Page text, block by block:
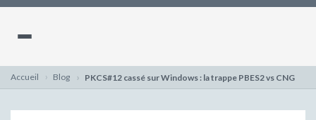
Accueil Blog PKCS#12 cassé sur Windows : la trappe PBES2 vs CNG